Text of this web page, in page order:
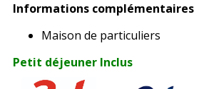
Informations complémentaires
Maison de particuliers
Petit déjeuner Inclus